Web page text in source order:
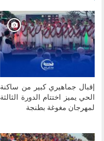
إقبال جماهيري كبير من ساكنة
الحي يميز اختتام الدورة الثالثة
لمهرجان مغوغة بطنجة